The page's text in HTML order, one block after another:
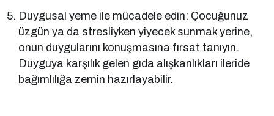
Duygusal yeme ile mücadele edin: Çocuğunuz
üzgün ya da stresliyken yiyecek sunmak yerine,
onun duygularını konuşmasına fırsat tanıyın.
Duyguya karşılık gelen gıda alışkanlıkları ileride
bağımlılığa zemin hazırlayabilir.